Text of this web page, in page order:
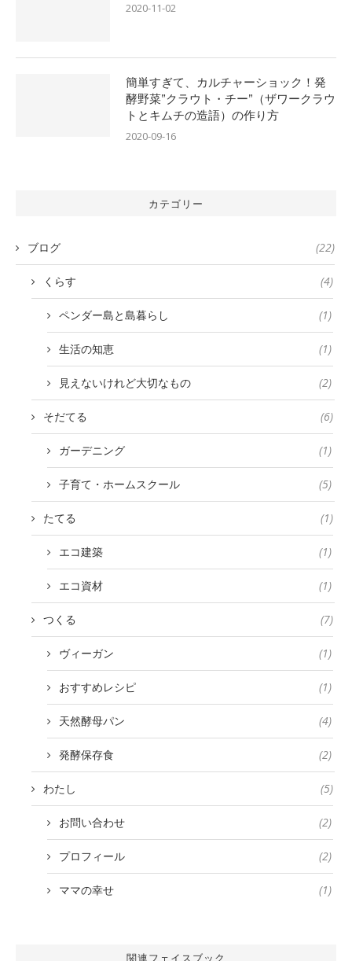
2020-11-02
簡単すぎて、カルチャーショック！発
酵野菜”クラウト・チー”（ザワークラウ
トとキムチの造語）の作り方
2020-09-16
カテゴリー
ブログ (22)
くらす (4)
ペンダー島と島暮らし (1)
生活の知恵 (1)
見えないけれど大切なもの (2)
そだてる (6)
ガーデニング (1)
子育て・ホームスクール (5)
たてる (1)
エコ建築 (1)
エコ資材 (1)
つくる (7)
ヴィーガン (1)
おすすめレシピ (1)
天然酵母パン (4)
発酵保存食 (2)
わたし (5)
お問い合わせ (2)
プロフィール (2)
ママの幸せ (1)
関連フェイスブック